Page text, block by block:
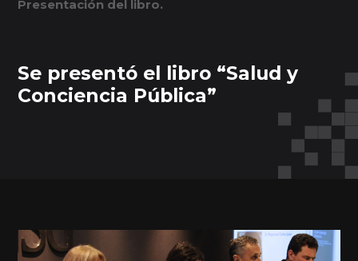
Presentación del libro.
Se presentó el libro “Salud y
Conciencia Pública”